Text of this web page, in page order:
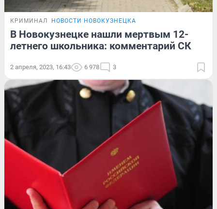
КРИМИНАЛ НОВОСТИ НОВОКУЗНЕЦКА
В Новокузнецке нашли мертвым 12-
летнего школьника: комментарий СК
2 апреля, 2023, 16:43 6 978 3